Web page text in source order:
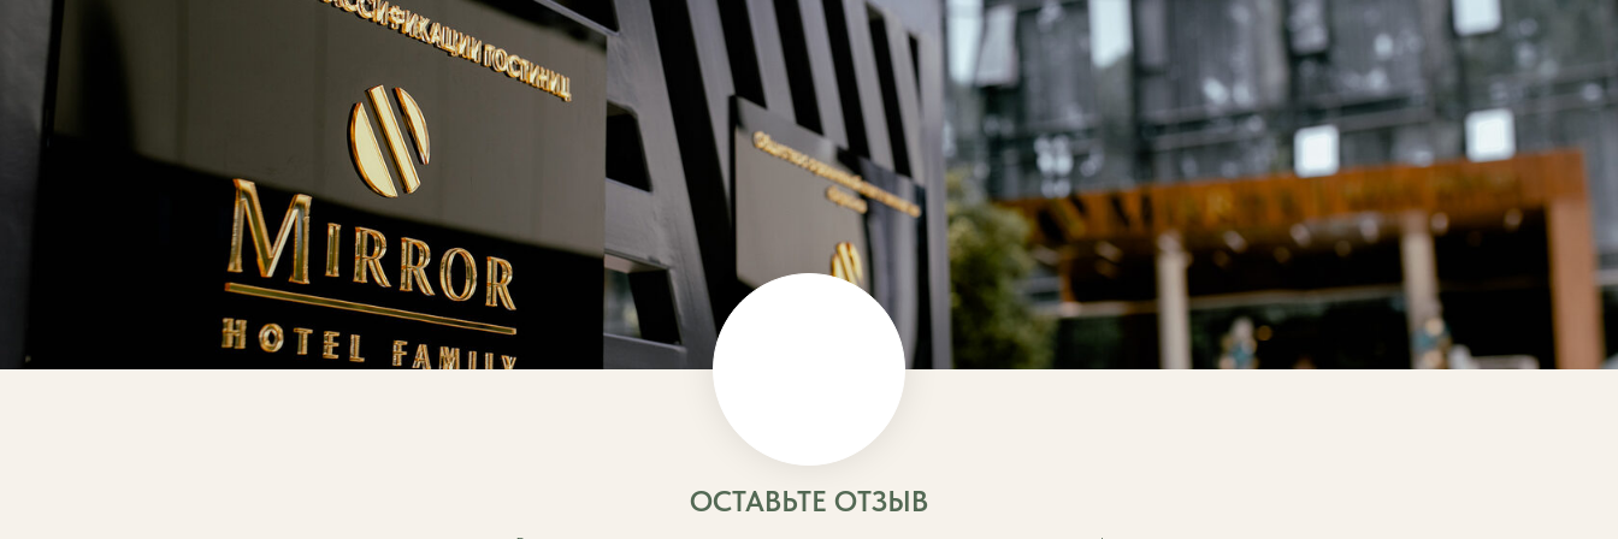
ОСТАВЬТЕ ОТЗЫВ